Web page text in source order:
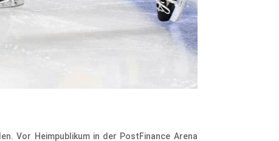
Vor Heimpublikum in der PostFinance Arena